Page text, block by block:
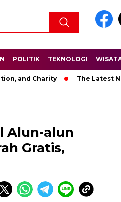
POLITIK TEKNOLOGI
Charity The Latest News in
Alun-alun
Gratis,